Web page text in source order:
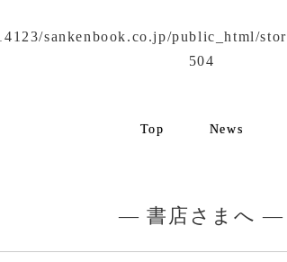
sankenbook.co.jp/public_html/
504
Top News
— 書店さまへ —